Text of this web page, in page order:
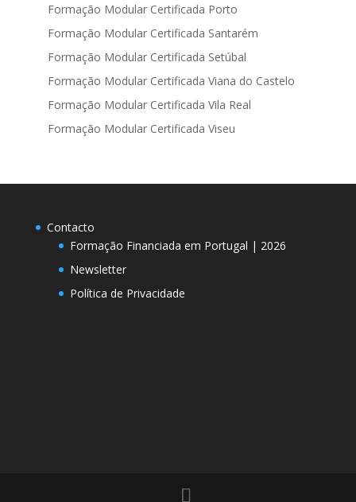
Formação Modular Certificada Porto
Formação Modular Certificada Santarém
Formação Modular Certificada Setúbal
Formação Modular Certificada Viana do Castelo
Formação Modular Certificada Vila Real
Formação Modular Certificada Viseu
Contacto
Formação Financiada em Portugal | 2026
Newsletter
Política de Privacidade